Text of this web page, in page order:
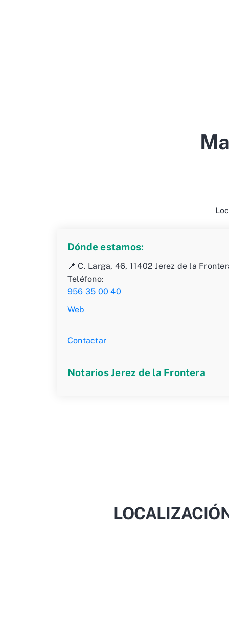
Dónde estamos:
📍 C. Larga, 46, 11402 Jerez de la
Teléfono:
956 35 00 40
Web
Contactar
Notarios Jerez de la Frontera